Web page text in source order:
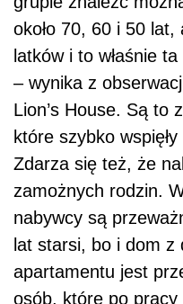
około 70, 60 i 50
latków i to właśnie
– wynika z
Lion’s House. Są to
które szybko
Zdarza się też, że
zamożnych rodzin.
nabywcy są
lat starsi, bo i dom z
apartamentu jest
osób, które po pracy